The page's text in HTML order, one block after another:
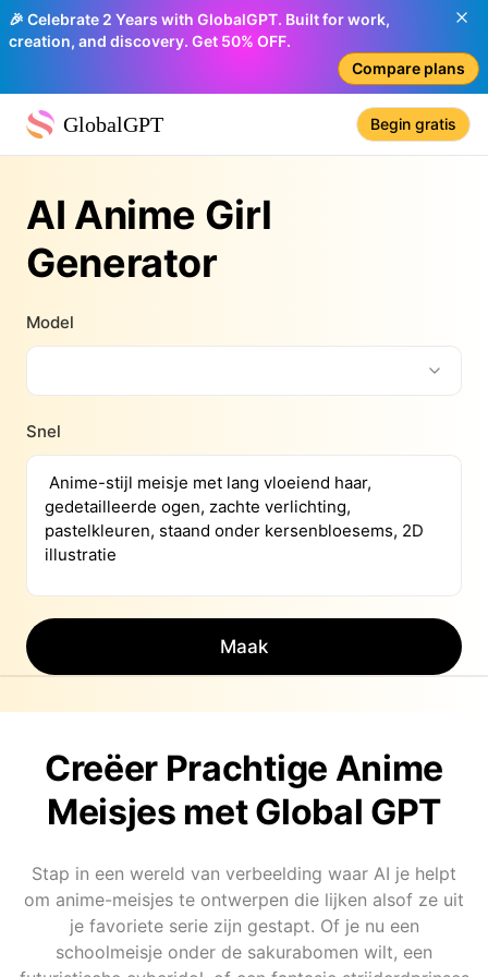
🎉 Celebrate 2 Years with GlobalGPT. Built for work,
creation, and discovery. Get 50% OFF.
Compare plans
GlobalGPT Begin gratis
AI Anime Girl
Generator
Model
Snel
Maak
Creëer Prachtige Anime
Meisjes met Global GPT
Stap in een wereld van verbeelding waar AI je helpt
om anime-meisjes te ontwerpen die lijken alsof ze uit
je favoriete serie zijn gestapt. Of je nu een
schoolmeisje onder de sakurabomen wilt, een